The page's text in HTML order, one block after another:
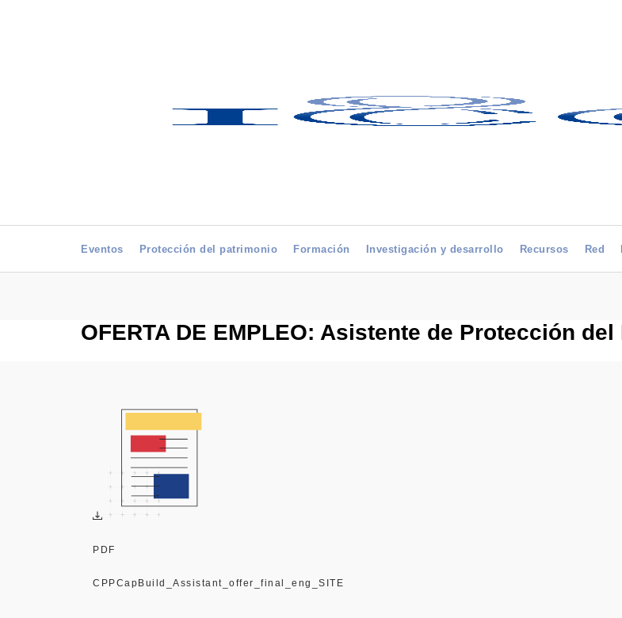
Eventos Protección del patrimonio Formación Investigación y desarrollo Recursos Red
OFERTA DE EMPLEO: Asistente de Protección
PDF
CPPCapBuild_Assistant_offer_final_eng_SITE